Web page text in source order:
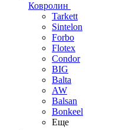
Ковролин
Tarkett
Sintelon
Forbo
Flotex
Condor
BIG
Balta
AW
Balsan
Bonkeel
Еще